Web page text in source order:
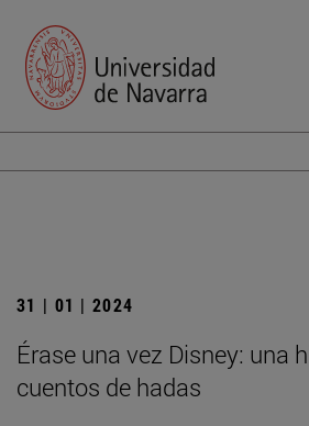
31 | 01 | 2024
Érase una vez Disney: una
cuentos de hadas